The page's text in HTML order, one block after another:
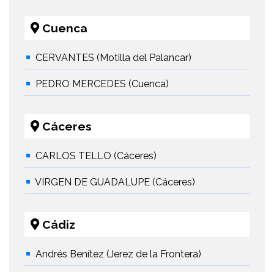
Cuenca
CERVANTES (Motilla del Palancar)
PEDRO MERCEDES (Cuenca)
Cáceres
CARLOS TELLO (Cáceres)
VIRGEN DE GUADALUPE (Cáceres)
Cádiz
Andrés Benítez (Jerez de la Frontera)